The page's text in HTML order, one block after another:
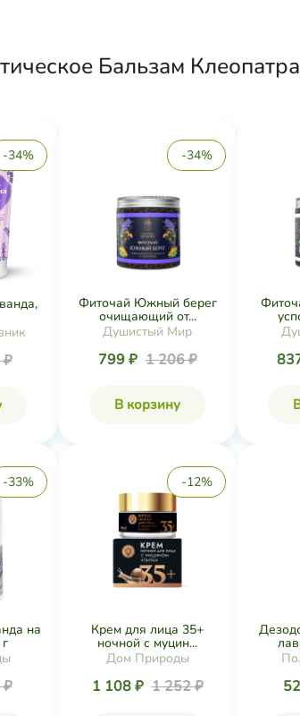
Бальзам
-34%
₽
-34%
Фиточай Южный берег
очищающий от...
Душистый Мир
799 ₽ 1 206 ₽
В корзину
-33%
на
₽
-12%
Крем для лица 35+
ночной с муцин...
Дом Природы
1 108 ₽ 1 252 ₽